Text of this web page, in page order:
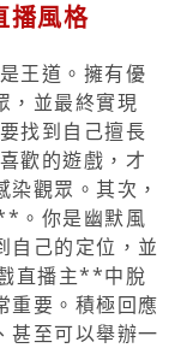
播風格
王道。擁有優
，並最終實現
找到自己擅長
歡的遊戲，才
觀眾。其次，
。你是幽默風
自己的定位，並
直播主**中脫
重要。積極回應
甚至可以舉辦一